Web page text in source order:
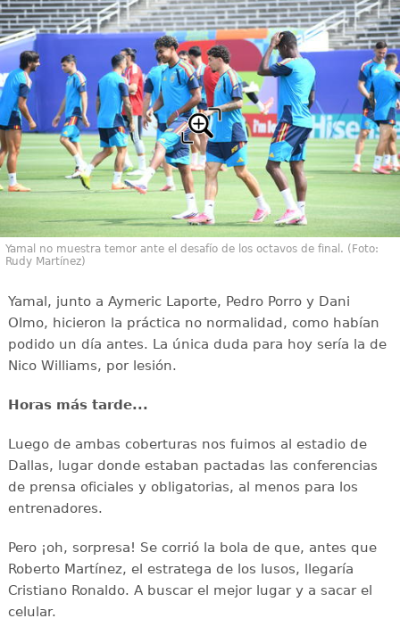
Yamal no muestra temor ante el desafío de los octavos de final. (Foto:
Rudy Martínez)
Yamal, junto a Aymeric Laporte, Pedro Porro y Dani
Olmo, hicieron la práctica no normalidad, como habían
podido un día antes. La única duda para hoy sería la de
Nico Williams, por lesión.
Horas más tarde...
Luego de ambas coberturas nos fuimos al estadio de
Dallas, lugar donde estaban pactadas las conferencias
de prensa oficiales y obligatorias, al menos para los
entrenadores.
Pero ¡oh, sorpresa! Se corrió la bola de que, antes que
Roberto Martínez, el estratega de los lusos, llegaría
Cristiano Ronaldo. A buscar el mejor lugar y a sacar el
celular.